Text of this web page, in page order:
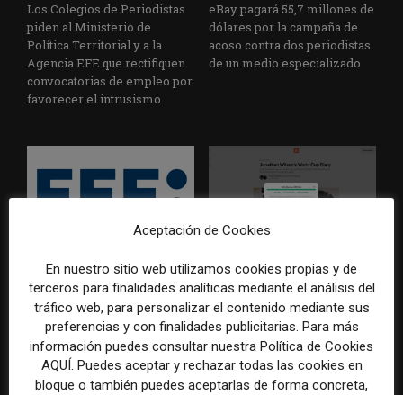
Los Colegios de Periodistas
piden al Ministerio de
Política Territorial y a la
Agencia EFE que rectifiquen
convocatorias de empleo por
favorecer el intrusismo
eBay pagará 55,7 millones de
dólares por la campaña de
acoso contra dos periodistas
de un medio especializado
EFE publica una guía para
integrar la inteligencia
artificial en sus procesos
informativos con supervisión
humana
Substack incorpora una
herramienta que estima
cuánto contenido ha sido
escrito con inteligencia
artificial
Aceptación de Cookies
En nuestro sitio web utilizamos cookies propias y de
terceros para finalidades analíticas mediante el análisis del
tráfico web, para personalizar el contenido mediante sus
preferencias y con finalidades publicitarias. Para más
información puedes consultar nuestra Política de Cookies
AQUÍ. Puedes aceptar y rechazar todas las cookies en
bloque o también puedes aceptarlas de forma concreta,